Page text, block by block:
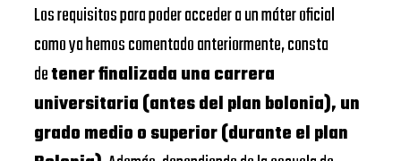
Los requisitos para poder acceder a un máter oficial
como ya hemos comentado anteriormente, consta
detener finalizada una carrera
universitaria (antes del plan bolonia), un
grado medio o superior (durante el plan